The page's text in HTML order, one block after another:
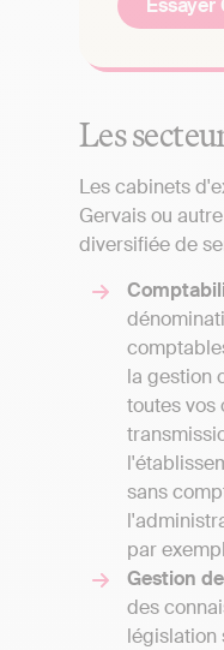
Les
Les cabinets
Gervais ou
diversifiée de
la gestion
toutes vos
sans
par
Gestion
des
législation